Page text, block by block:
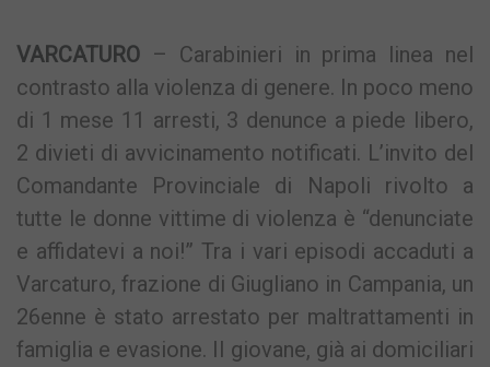
VARCATURO – Carabinieri in prima linea nel
contrasto alla violenza di genere. In poco meno
di 1 mese 11 arresti, 3 denunce a piede libero,
2 divieti di avvicinamento notificati. L’invito del
Comandante Provinciale di Napoli rivolto a
tutte le donne vittime di violenza è “denunciate
e affidatevi a noi!” Tra i vari episodi accaduti a
Varcaturo, frazione di Giugliano in Campania, un
26enne è stato arrestato per maltrattamenti in
famiglia e evasione. Il giovane, già ai domiciliari